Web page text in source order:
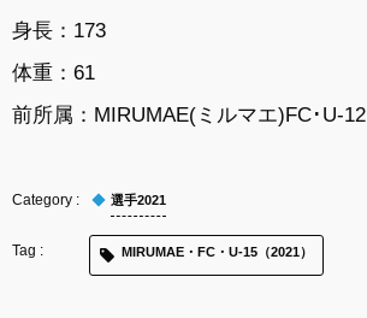
身長：173
体重：61
前所属：MIRUMAE(ミルマエ)FC･U-12
選手2021
MIRUMAE・FC・U-15（2021）